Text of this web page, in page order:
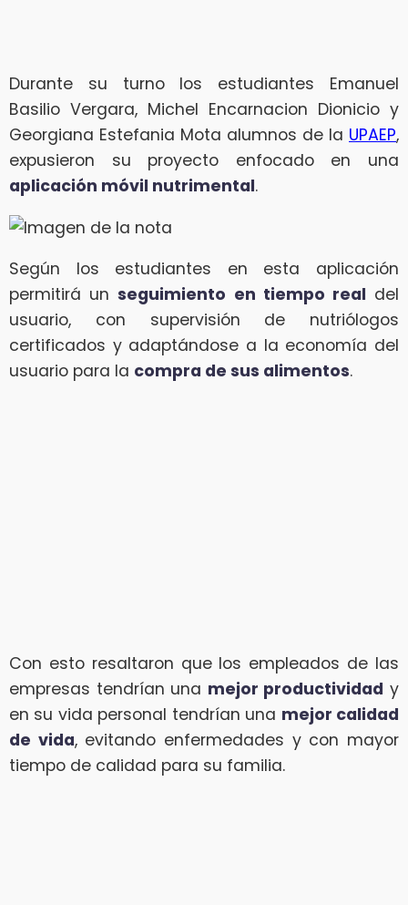
Durante su turno los estudiantes Emanuel
Basilio Vergara, Michel Encarnacion Dionicio y
Georgiana Estefania Mota alumnos de la UPAEP,
expusieron su proyecto enfocado en una
aplicación móvil nutrimental.
Según los estudiantes en esta aplicación
permitirá unseguimiento en tiempo real del
usuario, con supervisión de nutriólogos
certificados y adaptándose a la economía del
usuario para la compra de sus alimentos.
Con esto resaltaron que los empleados de las
empresas tendrían una mejor productividad y
en su vida personal tendrían una mejor calidad
de vida, evitando enfermedades y con mayor
tiempo de calidad para su familia.